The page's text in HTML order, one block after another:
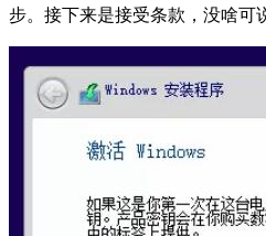
步。接下来是接受条款，没啥可